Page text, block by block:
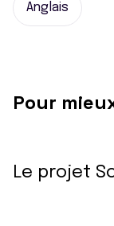
Anglais
Pour
Le projet